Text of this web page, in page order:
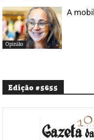
Opinião
A
Edição #5655